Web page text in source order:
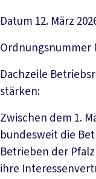
Datum 12. März
Ordnungsnummer
Dachzeile
stärken:
Zwischen dem 1.
bundesweit die
Betrieben der
ihre